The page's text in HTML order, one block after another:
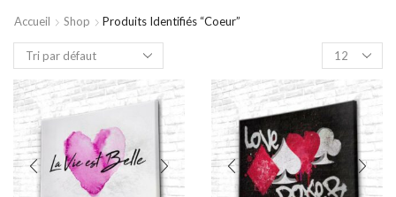
Accueil Shop Produits Identifiés “coeur”